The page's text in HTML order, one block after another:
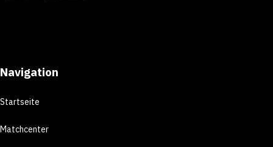
Navigation
Startseite
Matchcenter